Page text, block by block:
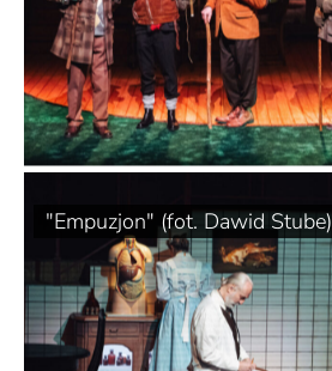
"Empuzjon" (fot. Dawid Stube)